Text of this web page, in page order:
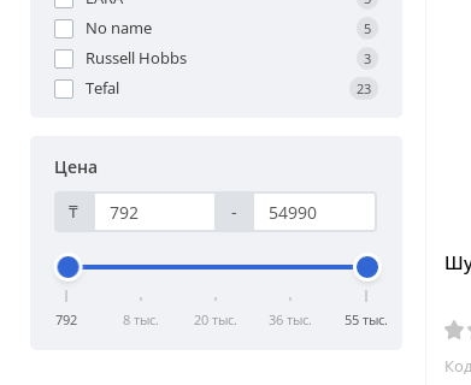
No name 5
Russell Hobbs 3
Tefal 23
Цена
₸
-
792 8 тыс. 20 тыс. 36 тыс. 55 тыс.